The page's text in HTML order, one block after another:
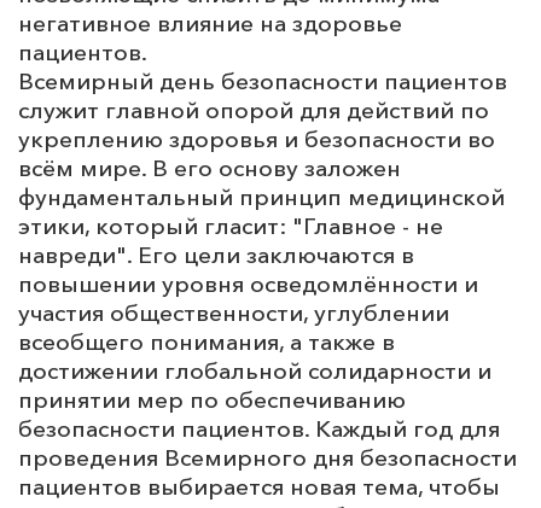
негативное влияние на здоровье
пациентов.
Всемирный день безопасности пациентов
служит главной опорой для действий по
укреплению здоровья и безопасности во
всём мире. В его основу заложен
фундаментальный принцип медицинской
этики, который гласит: "Главное - не
навреди". Его цели заключаются в
повышении уровня осведомлённости и
участия общественности, углублении
всеобщего понимания, а также в
достижении глобальной солидарности и
принятии мер по обеспечиванию
безопасности пациентов. Каждый год для
проведения Всемирного дня безопасности
пациентов выбирается новая тема, чтобы